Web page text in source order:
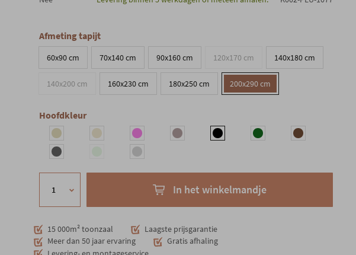
Afmeting tapijt
60x90 cm 70x140 cm 90x160 cm 120x170 cm 140x180 cm
140x200 cm 160x230 cm 180x250 cm 200x290 cm
Hoofdkleur
In het winkelmandje
15 000m² toonzaal
Laagste prijsgarantie
Meer dan 50 jaar ervaring
Gratis afhaling